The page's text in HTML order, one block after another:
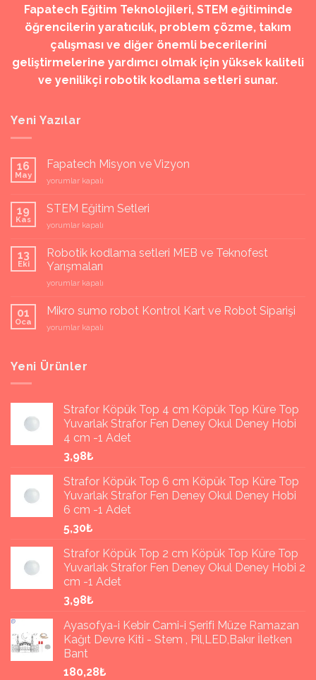
Fapatech Eğitim Teknolojileri, STEM eğitiminde
öğrencilerin yaratıcılık, problem çözme, takım
çalışması ve diğer önemli becerilerini
geliştirmelerine yardımcı olmak için yüksek kaliteli
ve yenilikçi robotik kodlama setleri sunar.
Yeni Yazılar
16
May
Fapatech Misyon ve Vizyon
Fapatech
ve
Vizyon
için
yorumlar kapalı
19
Kas
STEM Eğitim Setleri
STEM
Setleri
için
yorumlar kapalı
13
Eki
Robotik kodlama setleri MEB ve Teknofest
Yarışmaları
Robotik
setleri
MEB
ve
için
yorumlar kapalı
01
Oca
Mikro sumo robot Kontrol Kart ve Robot Siparişi
Mikro
Kontrol
Siparişi
yorumlar kapalı
Yeni Ürünler
Strafor Köpük Top 4 cm Köpük Top Küre Top
Yuvarlak Strafor Fen Deney Okul Deney Hobi
4 cm -1 Adet
3,98₺
Strafor Köpük Top 6 cm Köpük Top Küre Top
Yuvarlak Strafor Fen Deney Okul Deney Hobi
6 cm -1 Adet
5,30₺
Strafor Köpük Top 2 cm Köpük Top Küre Top
Yuvarlak Strafor Fen Deney Okul Deney Hobi 2
cm -1 Adet
3,98₺
Ayasofya-i Kebir Cami-i Şerifi Müze Ramazan
Kağıt Devre Kiti - Stem , Pil,LED,Bakır İletken
Bant
180,28₺